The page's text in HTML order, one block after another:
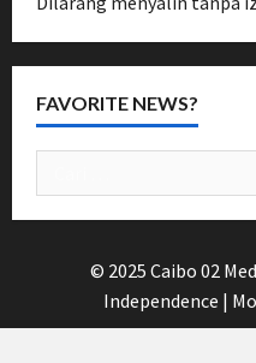
FAVORITE NEWS?
untuk:
© 2025 Caibo 02
Independence |